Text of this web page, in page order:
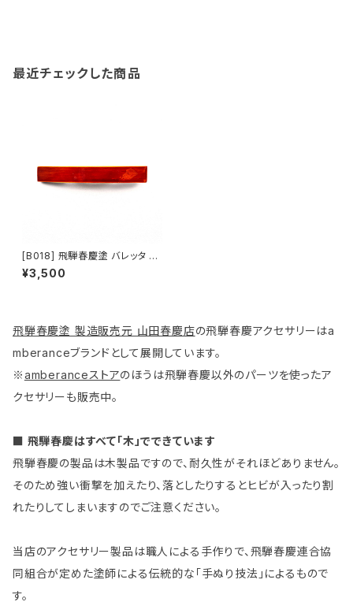
最近チェックした商品
[B018] 飛騨春慶塗 バレッタ 中
（茶・銀箔）
¥3,500
飛騨春慶塗 製造販売元 山田春慶店の飛騨春慶アクセサリーはa
mberanceブランドとして展開しています。
※amberanceストアのほうは飛騨春慶以外のパーツを使ったア
クセサリーも販売中。
■ 飛騨春慶はすべて「木」でできています
飛騨春慶の製品は木製品ですので、耐久性がそれほどありません。
そのため強い衝撃を加えたり、落としたりするとヒビが入ったり割
れたりしてしまいますのでご注意ください。
当店のアクセサリー製品は職人による手作りで、飛騨春慶連合協
同組合が定めた塗師による伝統的な「手ぬり技法」によるもので
す。